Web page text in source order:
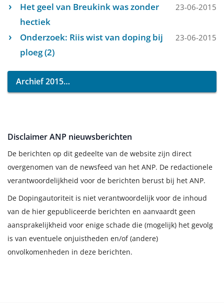
Het geel van Breukink was zonder
hectiek
23-06-2015
Onderzoek: Riis wist van doping bij
ploeg (2)
23-06-2015
Archief 2015
Disclaimer ANP nieuwsberichten
De berichten op dit gedeelte van de website zijn direct
overgenomen van de newsfeed van het ANP. De redactionele
verantwoordelijkheid voor de berichten berust bij het ANP.
De Dopingautoriteit is niet verantwoordelijk voor de inhoud
van de hier gepubliceerde berichten en aanvaardt geen
aansprakelijkheid voor enige schade die (mogelijk) het gevolg
is van eventuele onjuistheden en/of (andere)
onvolkomenheden in deze berichten.